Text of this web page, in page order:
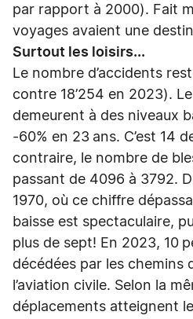
par rapport à 2000). Fait
voyages avaient une
Surtout les loisirs...
Le nombre d’accidents
contre 18’254 en 2023).
demeurent à des niveaux
-60% en 23 ans. C’est 14
contraire, le nombre de
passant de 4096 à 3792.
1970, où ce chiffre
baisse est spectaculaire,
plus de sept! En 2023, 10
décédées par les chemins
l’aviation civile. Selon la
déplacements atteignent